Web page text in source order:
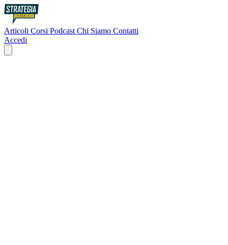
Articoli Corsi Podcast Chi Siamo Contatti
Accedi